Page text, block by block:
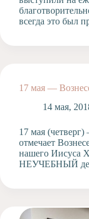
всегда это был
17 мая —
14 мая,
17 мая
отмечает
нашего Иисуса
НЕУЧЕБНЫЙ